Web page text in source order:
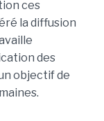
ces
la diffusion
des
objectif de